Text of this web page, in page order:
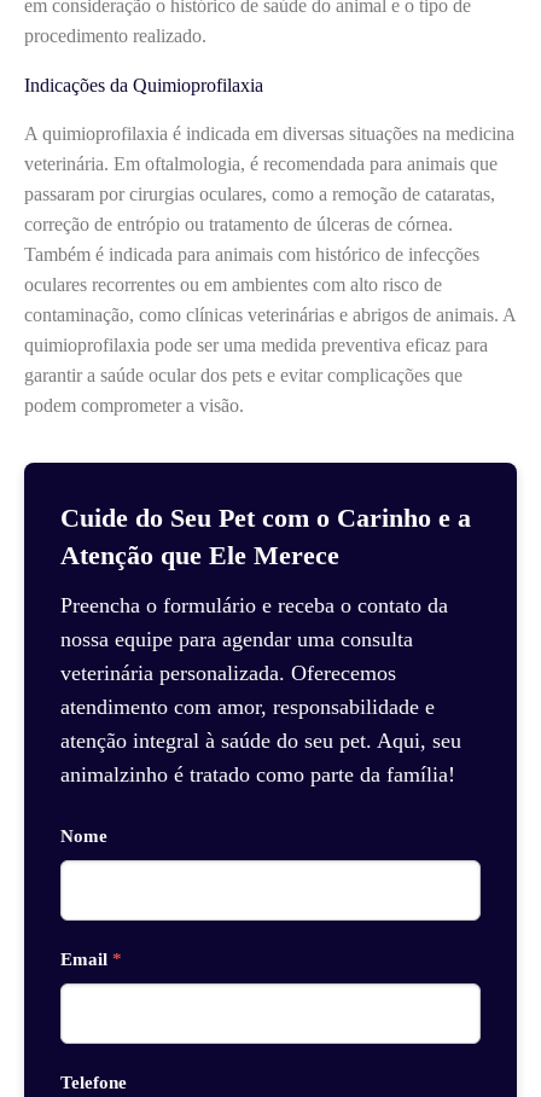
em consideração o histórico de saúde do animal e o tipo de
procedimento realizado.
Indicações da Quimioprofilaxia
A quimioprofilaxia é indicada em diversas situações na medicina
veterinária. Em oftalmologia, é recomendada para animais que
passaram por cirurgias oculares, como a remoção de cataratas,
correção de entrópio ou tratamento de úlceras de córnea.
Também é indicada para animais com histórico de infecções
oculares recorrentes ou em ambientes com alto risco de
contaminação, como clínicas veterinárias e abrigos de animais. A
quimioprofilaxia pode ser uma medida preventiva eficaz para
garantir a saúde ocular dos pets e evitar complicações que
podem comprometer a visão.
Cuide do Seu Pet com o Carinho e a
Atenção que Ele Merece
Preencha o formulário e receba o contato da
nossa equipe para agendar uma consulta
veterinária personalizada. Oferecemos
atendimento com amor, responsabilidade e
atenção integral à saúde do seu pet. Aqui, seu
animalzinho é tratado como parte da família!
Nome
Email *
Telefone